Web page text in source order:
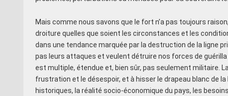
Mais comme nous savons que le fort n’a pas toujours
droiture quelles que soient les circonstances et les
dans une tendance marquée par la destruction de la ligne
pas leurs attaques et veulent détruire nos forces de guérilla
est multiple, étendue et, bien sûr, pas seulement militaire.
frustration et le désespoir, et à hisser le drapeau blanc de
historiques, la réalité socio-économique du pays, les